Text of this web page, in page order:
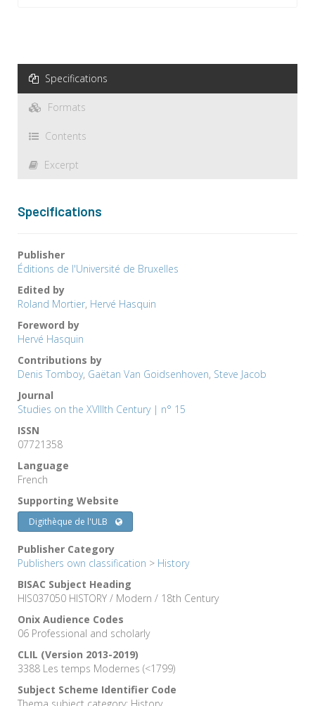
Specifications
Formats
Contents
Excerpt
Specifications
Publisher
Éditions de l'Université de Bruxelles
Edited by
Roland Mortier, Hervé Hasquin
Foreword by
Hervé Hasquin
Contributions by
Denis Tomboy, Gaëtan Van Goidsenhoven, Steve Jacob
Journal
Studies on the XVIIIth Century | n° 15
ISSN
07721358
Language
French
Supporting Website
Digithèque de l'ULB
Publisher Category
Publishers own classification > History
BISAC Subject Heading
HIS037050 HISTORY / Modern / 18th Century
Onix Audience Codes
06 Professional and scholarly
CLIL (Version 2013-2019)
3388 Les temps Modernes (<1799)
Subject Scheme Identifier Code